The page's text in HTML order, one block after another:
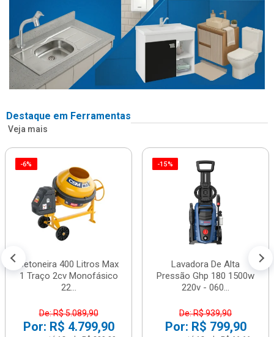
Destaque em Ferramentas
Veja mais
-6%
Betoneira 400 Litros Max
1 Traço 2cv Monofásico
22...
De: R$ 5.089,90
Por: R$ 4.799,90
-15%
Lavadora De Alta
Pressão Ghp 180 1500w
220v - 060...
De: R$ 939,90
Por: R$ 799,90